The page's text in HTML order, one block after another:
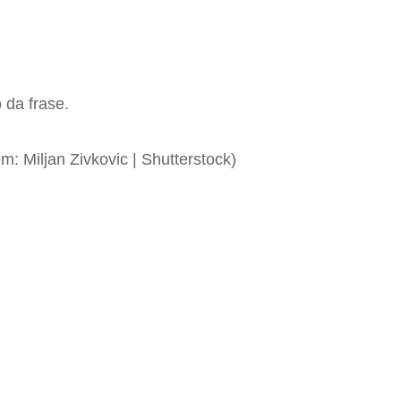
da frase.